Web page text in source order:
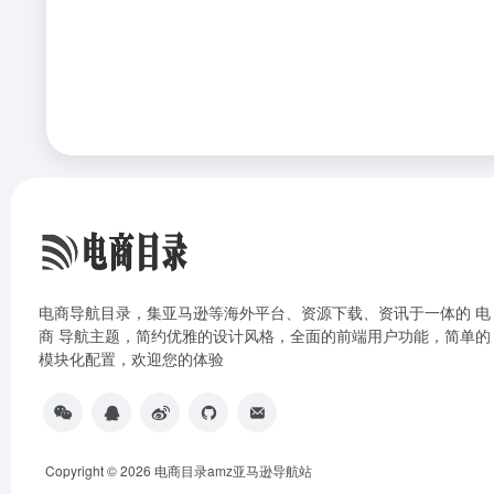
电商导航目录，集亚马逊等海外平台、资源下载、资讯于一体的 电
商 导航主题，简约优雅的设计风格，全面的前端用户功能，简单的
模块化配置，欢迎您的体验
Copyright © 2026 电商目录amz亚马逊导航站